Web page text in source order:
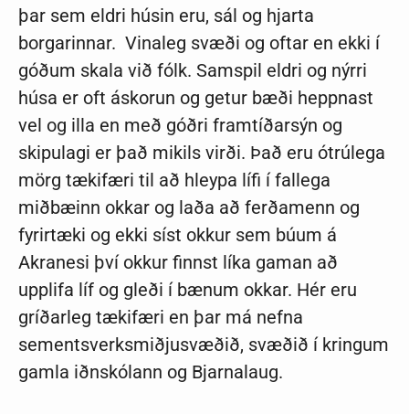
þar sem eldri húsin eru, sál og hjarta
borgarinnar. Vinaleg svæði og oftar en ekki í
góðum skala við fólk. Samspil eldri og nýrri
húsa er oft áskorun og getur bæði heppnast
vel og illa en með góðri framtíðarsýn og
skipulagi er það mikils virði. Það eru ótrúlega
mörg tækifæri til að hleypa lífi í fallega
miðbæinn okkar og laða að ferðamenn og
fyrirtæki og ekki síst okkur sem búum á
Akranesi því okkur finnst líka gaman að
upplifa líf og gleði í bænum okkar. Hér eru
gríðarleg tækifæri en þar má nefna
sementsverksmiðjusvæðið, svæðið í kringum
gamla iðnskólann og Bjarnalaug.